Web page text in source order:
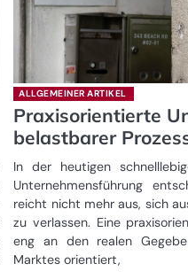
ALLGEMEINER ARTIKEL
Praxisorientierte
belastbarer
In der heutigen
Unternehmensführung
reicht nicht mehr aus, sich
zu verlassen. Eine
eng an den realen
Marktes orientiert,